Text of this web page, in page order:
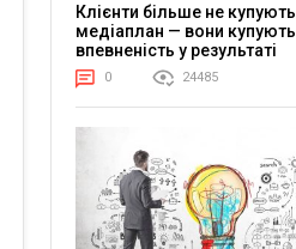
Клієнти більше не купують
медіаплан — вони купують
впевненість у результаті
0 24485